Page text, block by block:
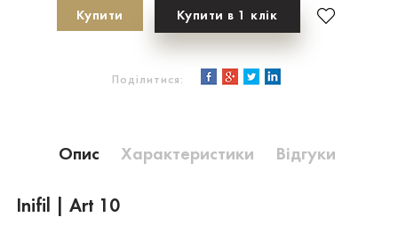
Купити Купити в 1 клік
Поділитися:
Опис Характеристики Відгуки
Inifil | Art 10